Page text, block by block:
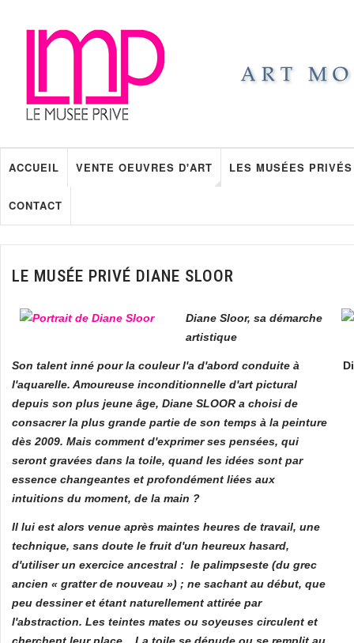
ACCUEIL VENTE OEUVRES D'ART LES MUSÉES PRIVÉS
CONTACT
LE MUSÉE PRIVÉ DIANE SLOOR
Diane Sloor, sa démarche
artistique
Son talent inné pour la couleur l'a d'abord conduite à
l'aquarelle. Amoureuse inconditionnelle d'art pictural
depuis son plus jeune âge, Diane SLOOR a choisi de
consacrer la plus grande partie de son temps à la peinture
dès 2009. Mais comment d'exprimer ses pensées, qui
seront gravées dans la toile, quand les idées sont par
essence changeantes et profondément liées aux
intuitions du moment, de la main ?
Il lui est alors venue après maintes heures de travail, une
technique, sans doute le fruit d'un heureux hasard,
d'utiliser un exercice ancestral : le palimpseste (du grec
ancien « gratter de nouveau ») ; ne sachant au début, que
peu dessiner et étant naturellement attirée par
l'abstraction. Les teintes mates ou soyeuses circulent et